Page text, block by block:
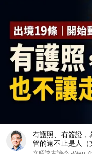
有護照、有簽證，
管的遠不止是人（